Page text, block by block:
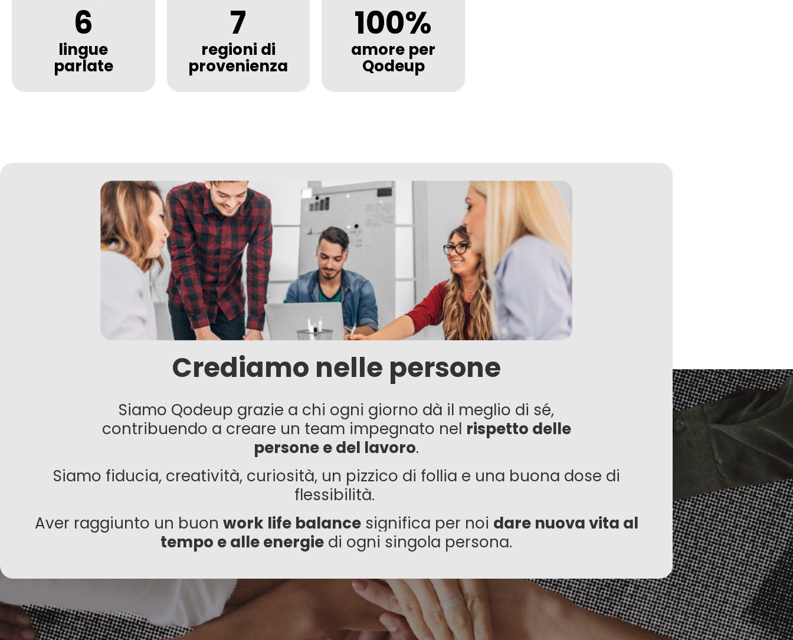
6
lingue
parlate
7
regioni di
provenienza
100%
amore per
Qodeup
Crediamo nelle persone
Siamo Qodeup grazie a chi ogni giorno dà il meglio di sé,
contribuendo a creare un team impegnato nel rispetto delle
persone e del lavoro.
Siamo fiducia, creatività, curiosità, un pizzico di follia e una buona dose di
flessibilità.
Aver raggiunto un buon work life balancesignifica per noi dare nuova vita al
tempo e alleenergie di ogni singola persona.